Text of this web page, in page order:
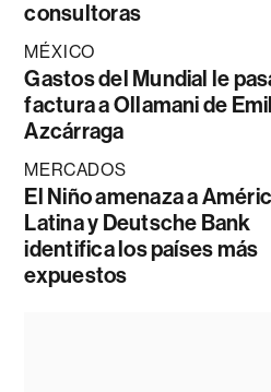
consultoras
MÉXICO
Gastos del Mundial le
factura a Ollamani de
Azcárraga
MERCADOS
El Niño amenaza a
Latina y Deutsche Bank
identifica los países más
expuestos